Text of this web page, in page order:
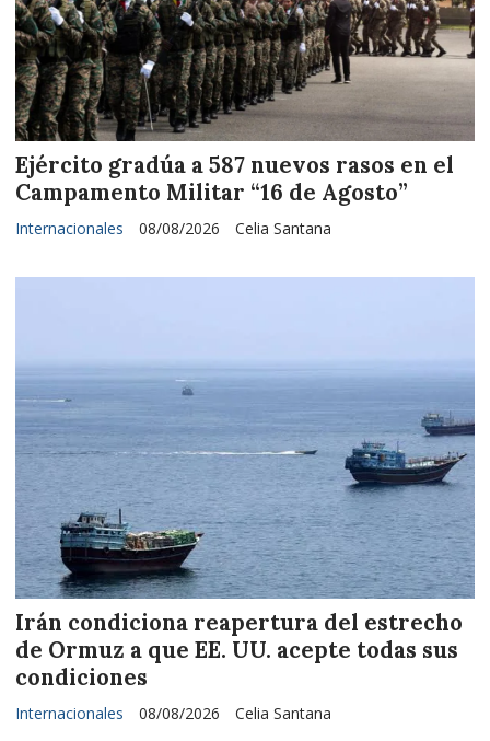
Ejército gradúa a 587 nuevos rasos en el
Campamento Militar “16 de Agosto”
Celia Santana
Internacionales 08/08/2026
Irán condiciona reapertura del estrecho
de Ormuz a que EE. UU. acepte todas sus
condiciones
Celia Santana
Internacionales 08/08/2026